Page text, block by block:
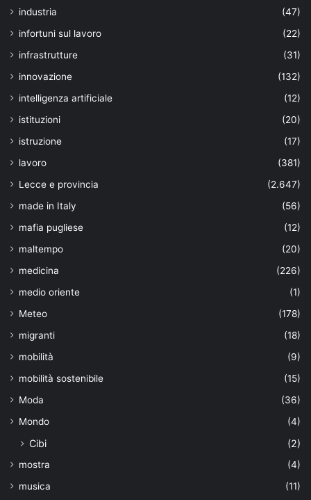
industria
(47)
infortuni sul lavoro
(22)
infrastrutture
(31)
innovazione
(132)
intelligenza artificiale
(12)
istituzioni
(20)
istruzione
(17)
lavoro
(381)
Lecce e provincia
(2.647)
made in Italy
(56)
mafia pugliese
(12)
maltempo
(20)
medicina
(226)
medio oriente
(1)
Meteo
(178)
migranti
(18)
mobilità
(9)
mobilità sostenibile
(15)
Moda
(36)
Mondo
(4)
Cibi (2)
mostra
(4)
musica
(11)